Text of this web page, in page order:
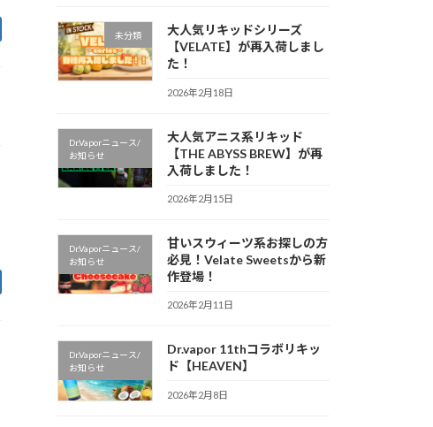
未分類
大人気リキッドシリーズ
【VELATE】が再入荷しまし
た！
2026年2月18日
Dr.Vaporニュース/
お知らせ
大人気アニス系リキッド
【THE ABYSS BREW】が再
入荷しました！
2026年2月15日
Dr.Vaporニュース/
お知らせ
甘いスウィーツ系お探しの方
必見！Velate Sweetsから新
作登場！
2026年2月11日
Dr.Vaporニュース/
お知らせ
Dr.vapor 11thコラボリキッ
ド【HEAVEN】
2026年2月8日